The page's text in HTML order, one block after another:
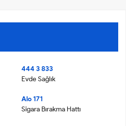
444 3 833
Evde Sağlık
Alo 171
Sigara Bırakma Hattı